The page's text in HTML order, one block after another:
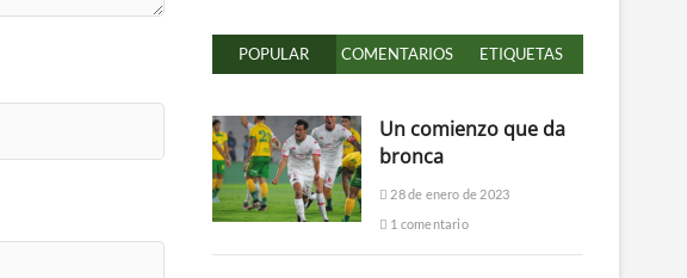
POPULAR COMENTARIOS ETIQUETAS
Un comienzo que da
bronca
28 de enero de 2023
1 comentario